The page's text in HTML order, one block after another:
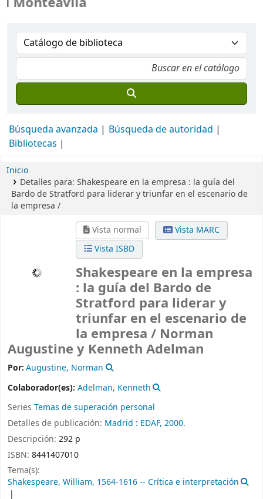
Búsqueda avanzada
Búsqueda de autoridad
Bibliotecas
Inicio
Detalles para: Shakespeare en la empresa : la guía del
Bardo de Stratford para liderar y triunfar en el escenario de
la empresa /
Vista normal
Vista MARC
Vista ISBD
Shakespeare en la empresa
: la guía del Bardo de
Stratford para liderar y
triunfar en el escenario de
la empresa / Norman
Augustine y Kenneth Adelman
Por:Augustine, Norman
Colaborador(es): Adelman, Kenneth
Series Temas de superación personal
Detalles de publicación: Madrid : EDAF, 2000.
Descripción: 292 p
ISBN: 8441407010
Tema(s):
Shakespeare, William, 1564-1616 -- Crítica e interpretación